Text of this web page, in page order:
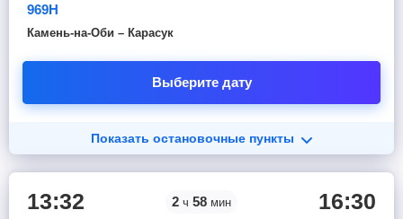
969Н
Камень-на-Оби – Карасук
Выберите дату
Показать остановочные пункты
13:32 2 ч 58 мин 16:30